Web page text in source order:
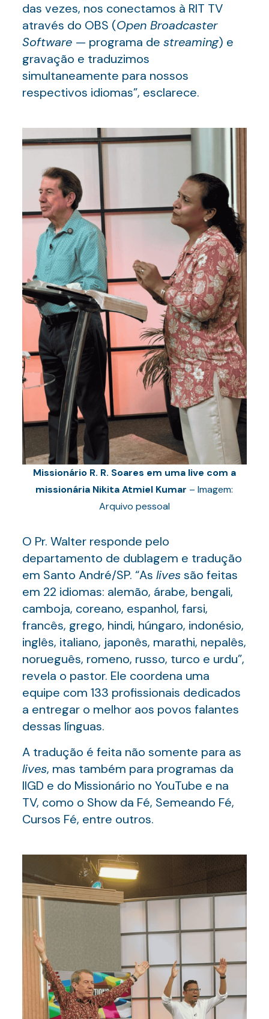
das vezes, nos conectamos à RIT TV
através do OBS (Open Broadcaster
Software — programa de streaming) e
gravação e traduzimos
simultaneamente para nossos
respectivos idiomas”, esclarece.
Missionário R. R. Soares em uma live com a
missionária Nikita Atmiel Kumar – Imagem:
Arquivo pessoal
O Pr. Walter responde pelo
departamento de dublagem e tradução
em Santo André/SP. “As livessão feitas
em 22 idiomas: alemão, árabe, bengali,
camboja, coreano, espanhol, farsi,
francês, grego, hindi, húngaro, indonésio,
inglês, italiano, japonês, marathi, nepalês,
norueguês, romeno, russo, turco e urdu”,
revela o pastor. Ele coordena uma
equipe com 133 profissionais dedicados
a entregar o melhor aos povos falantes
dessas línguas.
A tradução é feita não somente para as
lives, mas também para programas da
IIGD e do Missionário no YouTube e na
TV, como o Show da Fé, Semeando Fé,
Cursos Fé, entre outros.